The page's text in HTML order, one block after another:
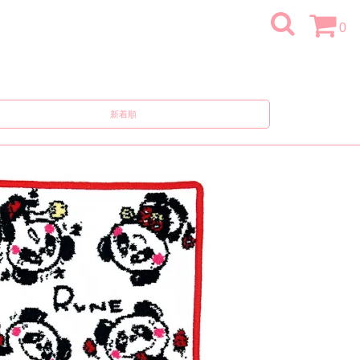
0
新着順